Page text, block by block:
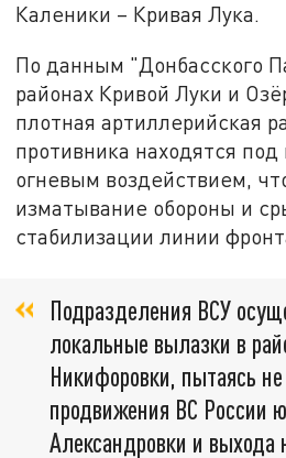
Каленики – Кривая Лука.
По данным "Донбасского
районах Кривой Луки и
плотная артиллерийская
противника находятся
огневым воздействием,
изматывание обороны и
стабилизации линии
Подразделения ВСУ
локальные вылазки в
Никифоровки, пытаясь
продвижения ВС России
Александровки и выхода